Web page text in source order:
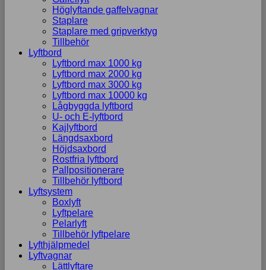
Höglyftande gaffelvagnar
Staplare
Staplare med gripverktyg
Tillbehör
Lyftbord
Lyftbord max 1000 kg
Lyftbord max 2000 kg
Lyftbord max 3000 kg
Lyftbord max 10000 kg
Lågbyggda lyftbord
U- och E-lyftbord
Kajlyftbord
Längdsaxbord
Höjdsaxbord
Rostfria lyftbord
Pallpositionerare
Tillbehör lyftbord
Lyftsystem
Boxlyft
Lyftpelare
Pelarlyft
Tillbehör lyftpelare
Lyfthjälpmedel
Lyftvagnar
Lättlyftare